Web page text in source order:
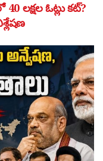
లక్షల ఓట్లు కట్?